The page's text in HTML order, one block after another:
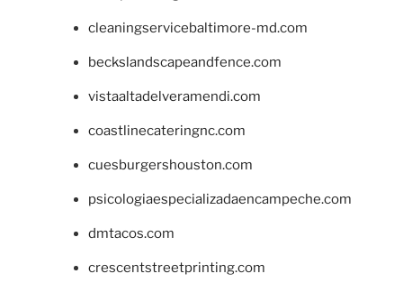
cleaningservicebaltimore-md.com
beckslandscapeandfence.com
vistaaltadelveramendi.com
coastlinecateringnc.com
cuesburgershouston.com
psicologiaespecializadaencampeche.com
dmtacos.com
crescentstreetprinting.com